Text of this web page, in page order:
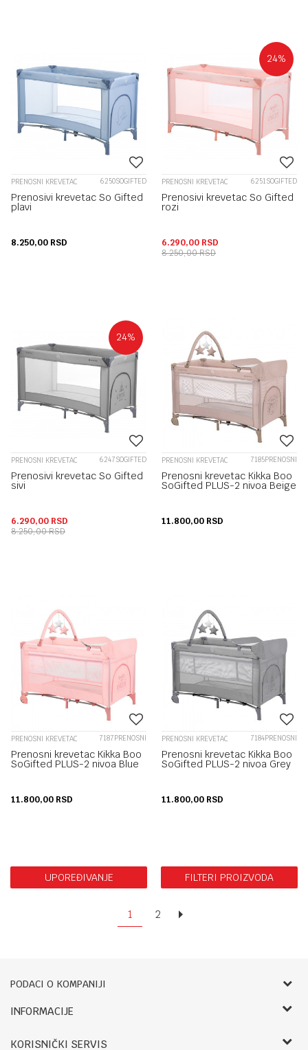
PRENOSNI KREVETAC 6250SOGIFTED
Prenosivi krevetac So Gifted
plavi
8.250,00 RSD
24%
PRENOSNI KREVETAC 6251SOGIFTED
Prenosivi krevetac So Gifted
rozi
6.290,00 RSD
8.250,00RSD
24%
PRENOSNI KREVETAC 6247SOGIFTED
Prenosivi krevetac So Gifted
sivi
6.290,00 RSD
8.250,00RSD
PRENOSNI KREVETAC 7185PRENOSNI
Prenosni krevetac Kikka Boo
SoGifted PLUS-2 nivoa Beige
11.800,00 RSD
PRENOSNI KREVETAC 7187PRENOSNI
Prenosni krevetac Kikka Boo
SoGifted PLUS-2 nivoa Blue
11.800,00 RSD
PRENOSNI KREVETAC 7184PRENOSNI
Prenosni krevetac Kikka Boo
SoGifted PLUS-2 nivoa Grey
11.800,00 RSD
UPOREĐIVANJE FILTERI PROIZVODA
1 2
PODACI O KOMPANIJI
Bebbco
RADNO VREME:
INFORMACIJE
KORISNIČKI SERVIS